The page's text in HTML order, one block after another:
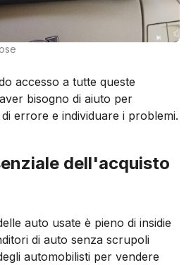
accesso a tutte queste
bisogno di aiuto per
errore e individuare i problemi.
dell'acquisto
auto usate è pieno di insidie
di auto senza scrupoli
automobilisti per vendere